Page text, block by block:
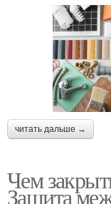
читать дальше →
Чем
Защита